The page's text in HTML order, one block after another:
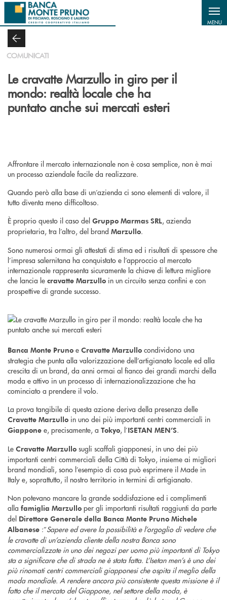
Salta al contenuto principale
MENU
COMUNICATI
Le cravatte Marzullo in giro per il
mondo: realtà locale che ha
puntato anche sui mercati esteri
Affrontare il mercato internazionale non è cosa semplice, non è mai
un processo aziendale facile da realizzare.
Quando però alla base di un’azienda ci sono elementi di valore, il
tutto diventa meno difficoltoso.
È proprio questo il caso del Gruppo Marmas SRL, azienda
proprietaria, tra l’altro, del brand Marzullo.
Sono numerosi ormai gli attestati di stima ed i risultati di spessore che
l’impresa salernitana ha conquistato e l’approccio al mercato
internazionale rappresenta sicuramente la chiave di lettura migliore
che lancia le cravatte Marzullo in un circuito senza confini e con
prospettive di grande successo.
Banca Monte Pruno e Cravatte Marzullo condividono una
strategia che punta alla valorizzazione dell’artigianato locale ed alla
crescita di un brand, da anni ormai al fianco dei grandi marchi della
moda e attivo in un processo di internazionalizzazione che ha
cominciato a prendere il volo.
La prova tangibile di questa azione deriva della presenza delle
Cravatte Marzullo in uno dei più importanti centri commerciali in
Giappone e, precisamente, a Tokyo, l’ISETAN MEN’S.
Le Cravatte Marzullo sugli scaffali giapponesi, in uno dei più
importanti centri commerciali della Città di Tokyo, insieme ai migliori
brand mondiali, sono l’esempio di cosa può esprimere il Made in
Italy e, soprattutto, il nostro territorio in termini di artigianato.
Non potevano mancare la grande soddisfazione ed i complimenti
alla famiglia Marzullo per gli importanti risultati raggiunti da parte
del Direttore Generale della Banca Monte Pruno Michele
Albanese :”Sapere ed avere la possibilità e l’orgoglio di vedere che
le cravatte di un’azienda cliente della nostra Banca sono
commercializzatein uno dei negozi per uomo più importanti di Tokyo
sta a significare che di strada ne è stata fatta. L’Isetan men’s è uno dei
più rinomati centri commerciali giapponesi che ospita il meglio della
moda mondiale. A rendere ancora più consistente questa missione è il
fatto che il mercato del Giappone, nel settore della moda, è